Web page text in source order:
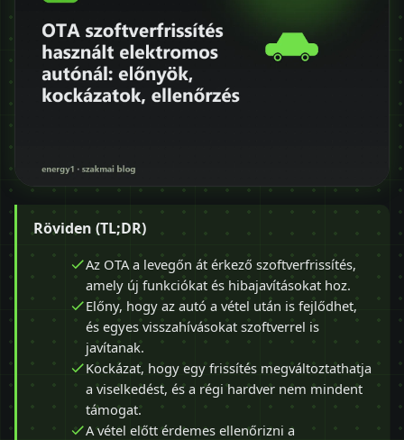
Röviden (TL;DR)
Az OTA a levegőn át érkező szoftverfrissítés,
amely új funkciókat és hibajavításokat hoz.
Előny, hogy az autó a vétel után is fejlődhet,
és egyes visszahívásokat szoftverrel is
javítanak.
Kockázat, hogy egy frissítés megváltoztathatja
a viselkedést, és a régi hardver nem mindent
támogat.
A vétel előtt érdemes ellenőrizni a